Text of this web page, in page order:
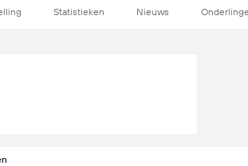
Statistieken Nieuws